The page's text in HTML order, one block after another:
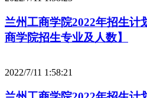
兰州工商学院2022年招生计
商学院招生专业及人数】
2022/7/11 1:58:21